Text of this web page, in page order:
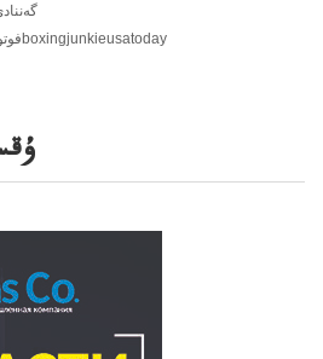
فوتودەنيەلngjunkiجدەكوبسdayفوتوboxingjunkieusatoday